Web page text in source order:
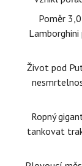
Poměr
Život pod
Ropný
tankovat